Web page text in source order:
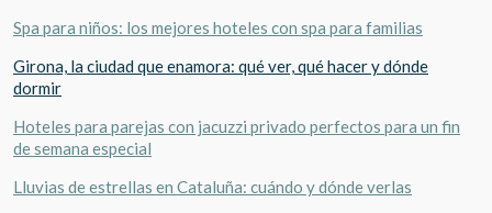
Spa para niños: los mejores hoteles con spa para familias
Girona, la ciudad que enamora: qué ver, qué hacer y dónde
dormir
Hoteles para parejas con jacuzzi privado perfectos para un fin
de semana especial
Lluvias de estrellas en Cataluña: cuándo y dónde verlas